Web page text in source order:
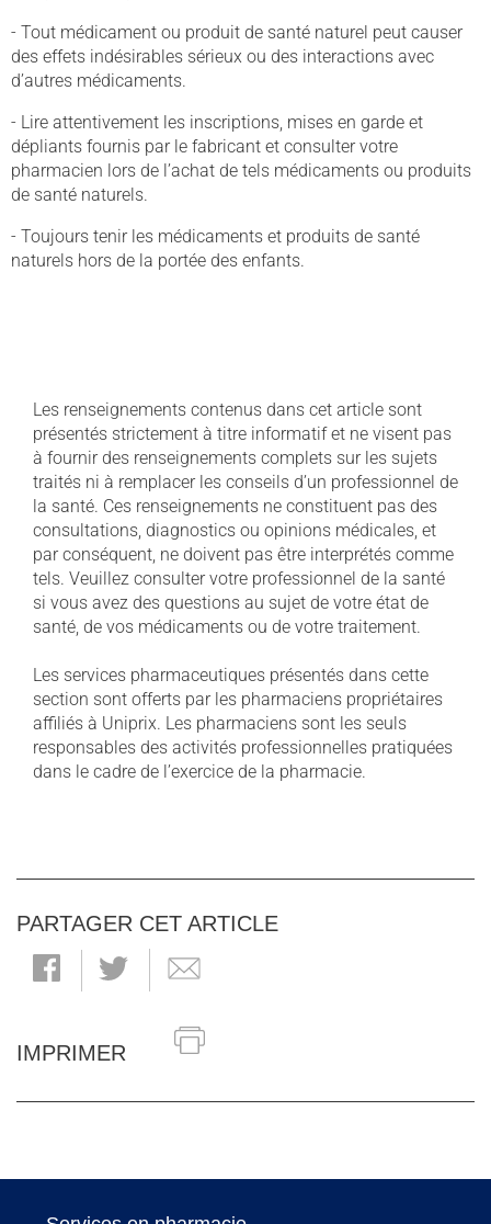
- Tout médicament ou produit de santé naturel peut causer
des effets indésirables sérieux ou des interactions avec
d’autres médicaments.
- Lire attentivement les inscriptions, mises en garde et
dépliants fournis par le fabricant et consulter votre
pharmacien lors de l’achat de tels médicaments ou produits
de santé naturels.
- Toujours tenir les médicaments et produits de santé
naturels hors de la portée des enfants.
Les renseignements contenus dans cet article sont
présentés strictement à titre informatif et ne visent pas
à fournir des renseignements complets sur les sujets
traités ni à remplacer les conseils d’un professionnel de
la santé. Ces renseignements ne constituent pas des
consultations, diagnostics ou opinions médicales, et
par conséquent, ne doivent pas être interprétés comme
tels. Veuillez consulter votre professionnel de la santé
si vous avez des questions au sujet de votre état de
santé, de vos médicaments ou de votre traitement.
Les services pharmaceutiques présentés dans cette
section sont offerts par les pharmaciens propriétaires
affiliés à Uniprix. Les pharmaciens sont les seuls
responsables des activités professionnelles pratiquées
dans le cadre de l’exercice de la pharmacie.
PARTAGER CET ARTICLE
IMPRIMER